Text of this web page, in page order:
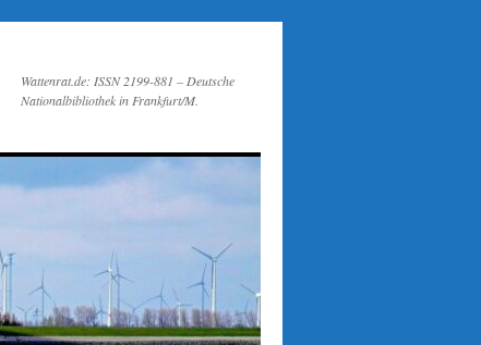
Wattenrat.de: ISSN 2199-881 – Deutsche
Nationalbibliothek in Frankfurt/M.